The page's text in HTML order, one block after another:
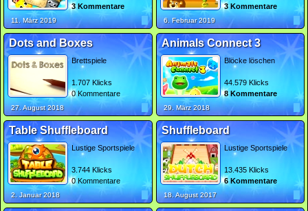
3 Kommentare
11. März 2019
3 Kommentare
6. Februar 2019
Dots and Boxes
Brettspiele
1.707 Klicks
0 Kommentare
27. August 2018
Animals Connect 3
Blöcke löschen
44.579 Klicks
8 Kommentare
29. März 2018
Table Shuffleboard
Lustige Sportspiele
3.744 Klicks
0 Kommentare
2. Januar 2018
Shuffleboard
Lustige Sportspiele
13.435 Klicks
6 Kommentare
18. August 2017